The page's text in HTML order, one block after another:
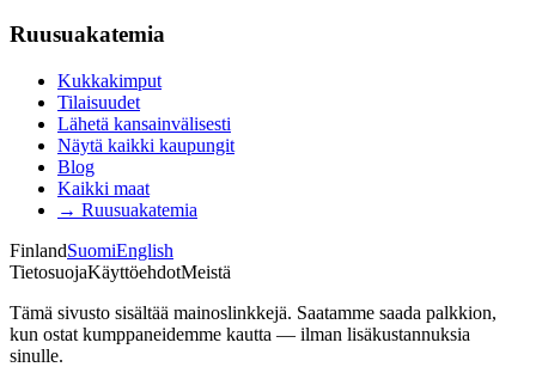
Ruusuakatemia
Kukkakimput
Tilaisuudet
Lähetä kansainvälisesti
Näytä kaikki kaupungit
Blog
Kaikki maat
→ Ruusuakatemia
FinlandSuomiEnglish
TietosuojaKäyttöehdotMeistä
Tämä sivusto sisältää mainoslinkkejä. Saatamme saada palkkion,
kun ostat kumppaneidemme kautta — ilman lisäkustannuksia
sinulle.